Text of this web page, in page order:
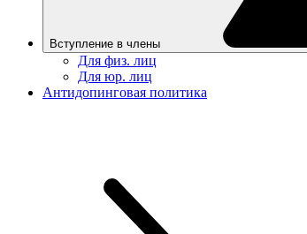
Вступление в члены
Для физ. лиц
Для юр. лиц
Антидопинговая политика